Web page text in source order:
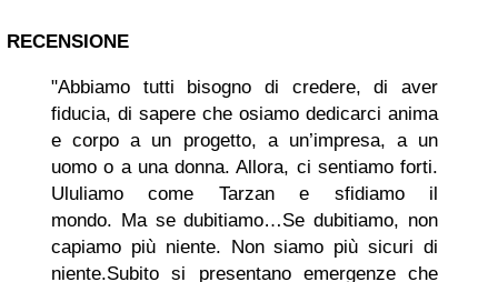
RECENSIONE
"Abbiamo tutti bisogno di credere, di aver
fiducia, di sapere che osiamo dedicarci anima
e corpo a un progetto, a un’impresa, a un
uomo o a una donna. Allora, ci sentiamo forti.
Ululiamo come Tarzan e sfidiamo il
mondo. Ma se dubitiamo…Se dubitiamo, non
capiamo più niente. Non siamo più sicuri di
niente.Subito si presentano emergenze che